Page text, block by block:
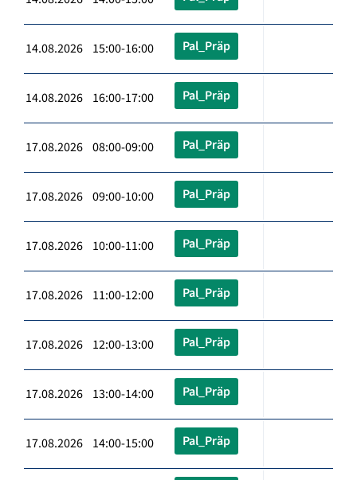
14.08.2026 15:00-16:00 Pal_Präp
14.08.2026 16:00-17:00 Pal_Präp
17.08.2026 08:00-09:00 Pal_Präp
17.08.2026 09:00-10:00 Pal_Präp
17.08.2026 10:00-11:00 Pal_Präp
17.08.2026 11:00-12:00 Pal_Präp
17.08.2026 12:00-13:00 Pal_Präp
17.08.2026 13:00-14:00 Pal_Präp
17.08.2026 14:00-15:00 Pal_Präp